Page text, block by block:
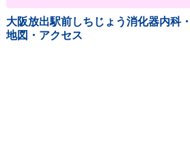
大阪放出駅前しちじょう消化器内科
地図・アクセス